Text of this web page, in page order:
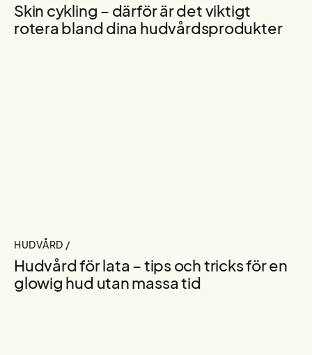
Skin cykling – därför är det viktigt
rotera bland dina hudvårdsprodukter
HUDVÅRD /
Hudvård för lata – tips och tricks för en
glowig hud utan massa tid